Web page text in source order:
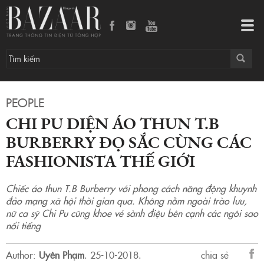
PEOPLE
CHI PU DIỆN ÁO THUN T.B
BURBERRY ĐỌ SẮC CÙNG CÁC
FASHIONISTA THẾ GIỚI
Chiếc áo thun T.B Burberry với phong cách năng động khuynh
đảo mạng xã hội thời gian qua. Không nằm ngoài trào lưu,
nữ ca sỹ Chi Pu cũng khoe vẻ sành điệu bên cạnh các ngôi sao
nổi tiếng
Author: Uyên Phạm. 25-10-2018.
chia sẻ